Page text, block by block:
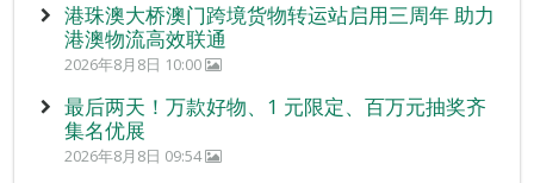
港珠澳大桥澳门跨境货物转运站启用三周年 助力
港澳物流高效联通
2026年8月8日 10:00
最后两天！万款好物、1 元限定、百万元抽奖齐
集名优展
2026年8月8日 09:54